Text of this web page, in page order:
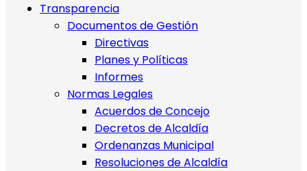
Transparencia
Documentos de Gestión
Directivas
Planes y Políticas
Informes
Normas Legales
Acuerdos de Concejo
Decretos de Alcaldía
Ordenanzas Municipal
Resoluciones de Alcaldía